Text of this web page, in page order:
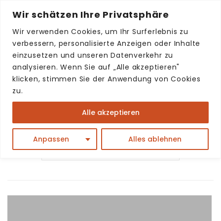
Wir schätzen Ihre Privatsphäre
Wir verwenden Cookies, um Ihr Surferlebnis zu
verbessern, personalisierte Anzeigen oder Inhalte
einzusetzen und unseren Datenverkehr zu
analysieren. Wenn Sie auf „Alle akzeptieren"
klicken, stimmen Sie der Anwendung von Cookies
zu.
Anpassen Alles ablehnen
Alle akzeptieren
Shop
Start /Shop
Ergebnisse 1 – 9 von 53 werden angezeigt